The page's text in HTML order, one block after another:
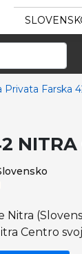
Privata Farska
NITRA
Centro